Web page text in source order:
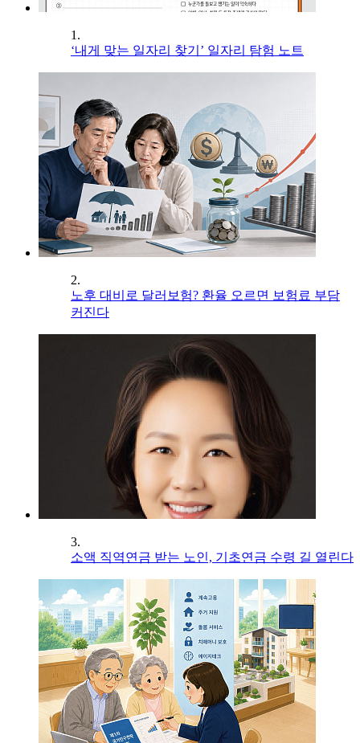
1.
‘내게 맞는 일자리 찾기’ 일자리 탐험 노트
2.
노후 대비로 달러보험? 환율 오르면 보험료 부담
커진다
3.
소액 직역연금 받는 노인, 기초연금 수령 길 열린다